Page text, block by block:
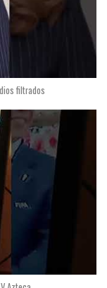
filtrados